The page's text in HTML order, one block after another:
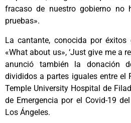
fracaso de nuestro gobierno no
pruebas».
La cantante, conocida por
«What about us», ‘Just give me a
anunció también la donación
divididos a partes iguales entre el
Temple University Hospital de
de Emergencia por el Covid-19
Los Ángeles.